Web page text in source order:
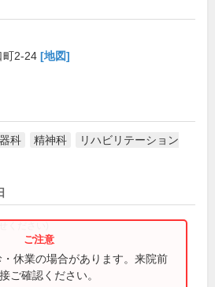
町2-24 [地図]
科 精神科
リハビリテーション
ください)
休業の場合があります。来院前
ご確認ください。